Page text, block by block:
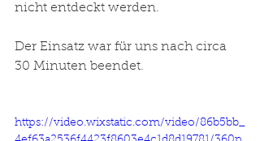
nicht entdeckt werden.
Der Einsatz war für uns nach circa
30 Minuten beendet.
https://video.wixstatic.com/video/86b5bb_